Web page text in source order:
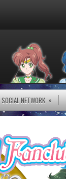
SOCIAL NETWORK »